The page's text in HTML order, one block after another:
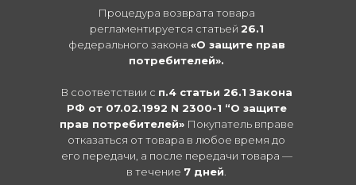
Процедура возврата товара
регламентируется статьей 26.1
федерального закона «О защите прав
потребителей».
В соответствии с п.4 статьи 26.1 Закона
РФ от 07.02.1992 N 2300-1 “О защите
прав потребителей»Покупатель вправе
отказаться от товара в любое время до
его передачи, а после передачи товара —
в течение 7 дней